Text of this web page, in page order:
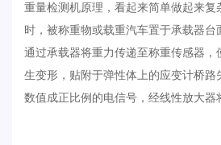
重量检测机原理，看起来简单做起来复
时，被称重物或载重汽车置于承载器台
通过承载器将重力传递至称重传感器，
生变形，贴附于弹性体上的应变计桥路
数值成正比例的电信号，经线性放大器